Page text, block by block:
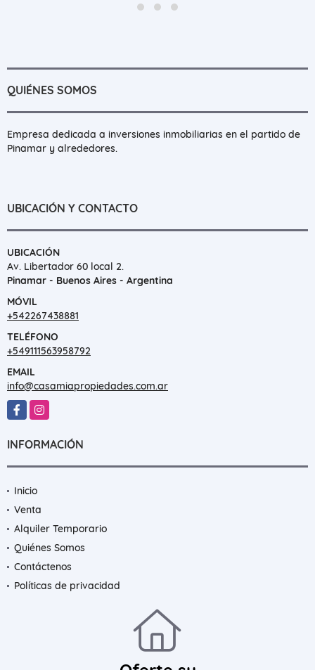
QUIÉNES SOMOS
Empresa dedicada a inversiones inmobiliarias en el partido de
Pinamar y alrededores.
UBICACIÓN Y CONTACTO
UBICACIÓN
Av. Libertador 60 local 2.
Pinamar - Buenos Aires - Argentina
MÓVIL
+542267438881
TELÉFONO
+549111563958792
EMAIL
info@casamiapropiedades.com.ar
FacebookInstagram
INFORMACIÓN
Inicio
Venta
Alquiler Temporario
Quiénes Somos
Contáctenos
Políticas de privacidad